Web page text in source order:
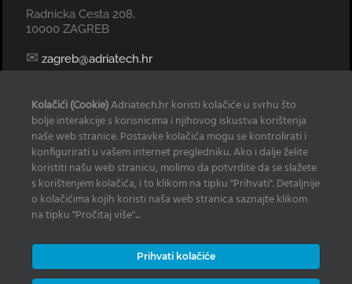
Radnicka Cesta 208,
10000 ZAGREB
✉ zagreb@adriatech.hr
Tel: 098 329 239
✉ radan@adriatech.hr
INFO
Zaštita osobnih podatakaČesto postavljana pitanja
Kolačići (Cookie)Adriatech.hr koristi kolačiće u svrhu što
bolje interakcije s korisnicima i njihovog iskustva korištenja
naše web stranice. Postavke kolačića mogu se kontrolirati i
konfigurirati u vašem internet pregledniku. Ako i dalje želite
koristiti našu web stranicu, molimo da potvrdite da se slažete
s korištenjem kolačića, i to klikom na tipku "Prihvati". Detaljnije
o kolačićima kojih koristi naša web stranica saznajte klikom
na tipku "Pročitaj više"...
Prihvati kolačiće